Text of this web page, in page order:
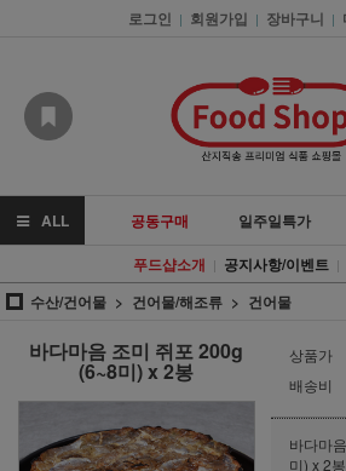
로그인 | 회원가입 | 장바구니 |
ALL 공동구매 일주일특가
푸드샵소개 | 공지사항/이벤트 |
수산/건어물
건어물/해조류 건어물
바다마음 조미 쥐포 200g
(6~8미) x 2봉
상품가
배송비
바다마
미) x 2봉